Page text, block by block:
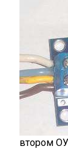
втором